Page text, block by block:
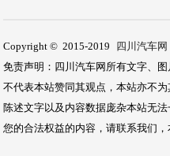
Copyright © 2015-2019 四川汽车网
免责声明：四川汽车网所有文字、
不代表本站赞同其观点，本站亦不
陈述文字以及内容数据庞杂本站无
您的合法权益的内容，请联系我们，